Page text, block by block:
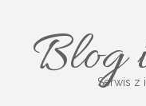
BlogSerwis z